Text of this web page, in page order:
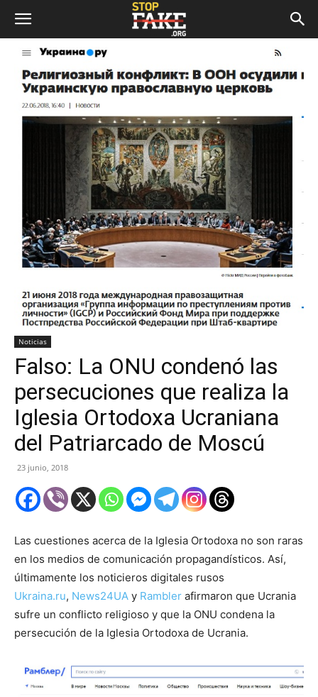
Noticias
Falso: La ONU condenó las
persecuciones que realiza la
Iglesia Ortodoxa Ucraniana
del Patriarcado de Moscú
23 junio, 2018
Las cuestiones acerca de la Iglesia Ortodoxa no son raras
en los medios de comunicación propagandísticos. Así,
últimamente los noticieros digitales rusos
Ukraina.ru, News24UA y Rambler afirmaron que Ucrania
sufre un conflicto religioso y que la ONU condena la
persecución de la Iglesia Ortodoxa de Ucrania.